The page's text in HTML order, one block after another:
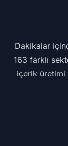
Dakikalar
163 farklı
içerik üretimi